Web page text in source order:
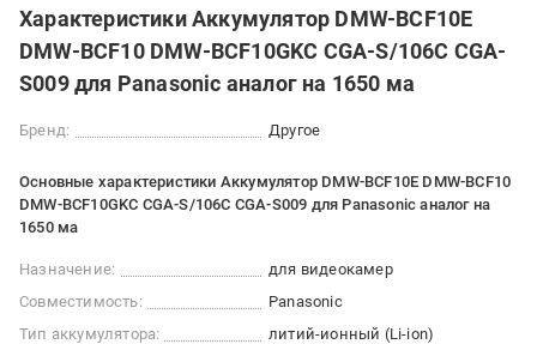
Характеристики Аккумулятор DMW-BCF10E
DMW-BCF10 DMW-BCF10GKC CGA-S/106C CGA-
S009 для Panasonic аналог на 1650 ма
Бренд: Другое
Основные характеристики Аккумулятор DMW-BCF10E DMW-BCF10
DMW-BCF10GKC CGA-S/106C CGA-S009 для Panasonic аналог на
1650 ма
Назначение:
для видеокамер
Совместимость:
Panasonic
Тип аккумулятора:
литий-ионный (Li-ion)